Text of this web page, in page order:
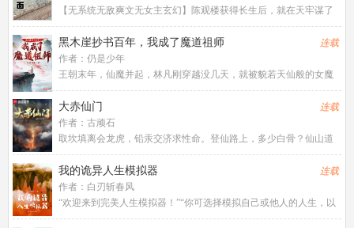
【无系统无敌爽文无女主玄幻】陈观楼获得长生后，就在天牢谋了
一个狱卒铁饭碗，开始了每天上班摸鱼的日子。在漫长的岁月中，
看他起高楼，看他楼塌了。看他今朝荣登天子堂，明日做那2w0-
1818<span
黑木崖抄书百年，我成了魔道祖师
作者： 仍是少年
王朝末年，仙魔并起，林凡刚穿越没几天，就被貌若天仙般的女魔
头掳到血魔宗.身在曹营心在汉，林凡一心只想做个好人，无奈常遭
人误解，好在他不断通过藏书楼抄录变强。……若干年后，正道六
大派打上血魔宗，林凡走出
连载
大赤仙门
作者： 古顽石
取坎填离会龙虎，铅汞交济求性命。登仙路上，多少白骨？仙山道
宗，几家长青？许玄一朝穿越，
连载
我的诡异人生模拟器
作者： 白刃斩春风
“欢迎来到完美人生模拟器！”“你可选择模拟自己或他人的人生，以
此寻求诸多人生难题的解决方案！”……一块从已故双亲手里传下来
连载